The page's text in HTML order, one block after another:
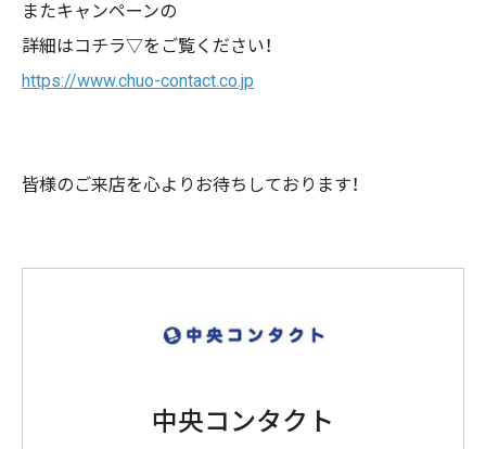
またキャンペーンの
詳細はコチラ▽をご覧ください！
https://www.chuo-contact.co.jp
皆様のご来店を心よりお待ちしております！
中央コンタクト